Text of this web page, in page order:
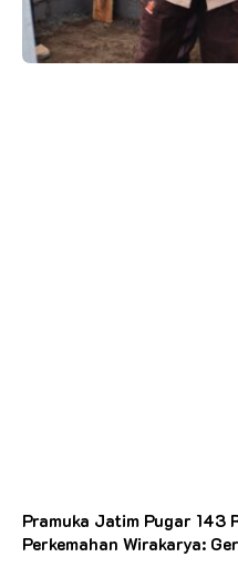
Pramuka Jatim Pugar 143
Perkemahan Wirakarya: